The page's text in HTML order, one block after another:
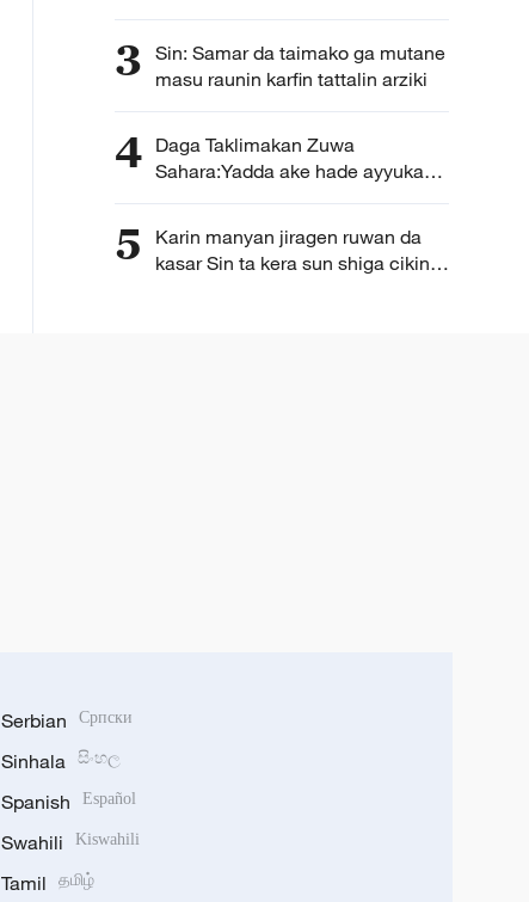
Sin
3 Sin: Samar da taimako ga mutane
masu raunin karfin tattalin arziki
4 Daga Taklimakan Zuwa
Sahara:Yadda ake hade ayyukan
daidaita muhalli da inganta
5
Karin manyan jiragen ruwan da
kasar Sin ta kera sun shiga cikin
Serbian Српски
Sinhala සිංහල
Spanish Español
Swahili Kiswahili
Tamil தமிழ்